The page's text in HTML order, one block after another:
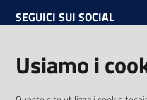
SEGUICI SUI SOCIAL
Usiamo i